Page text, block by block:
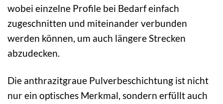
wobei einzelne Profile bei Bedarf einfach
zugeschnitten und miteinander verbunden
werden können, um auch längere Strecken
abzudecken.
Die anthrazitgraue Pulverbeschichtung ist nicht
nur ein optisches Merkmal, sondern erfüllt auch